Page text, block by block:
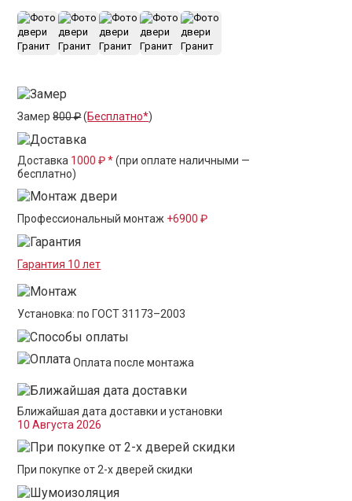
Замер800 ₽(Бесплатно*)
Доставка 1000 ₽ *(при оплате наличными —
бесплатно)
Профессиональный монтаж +6900 ₽
Гарантия 10 лет
Установка: по ГОСТ 31173–2003
Оплата после монтажа
Ближайшая дата доставки и установки
10 Августа 2026
При покупке от 2-х дверей скидки